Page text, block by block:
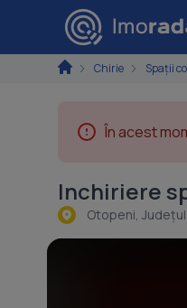
Chirie Spaţii
În acest
Inchiriere
Otopeni,